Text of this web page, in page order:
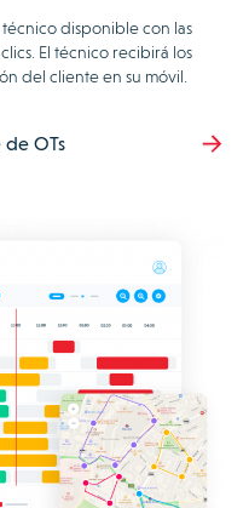
disponible con las
El técnico recibirá los
del cliente en su móvil.
OTs